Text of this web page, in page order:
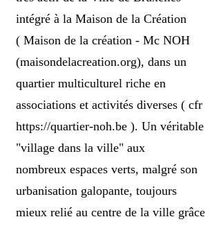
intégré à la Maison de la Création
( Maison de la création - Mc NOH
(maisondelacreation.org), dans un
quartier multiculturel riche en
associations et activités diverses ( cfr
https://quartier-noh.be ). Un véritable
"village dans la ville" aux
nombreux espaces verts, malgré son
urbanisation galopante, toujours
mieux relié au centre de la ville grâce